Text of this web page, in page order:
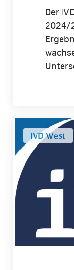
Der
2024/
Professionelle
Hilfe
vom
IVD
Makler
ist
IVD West